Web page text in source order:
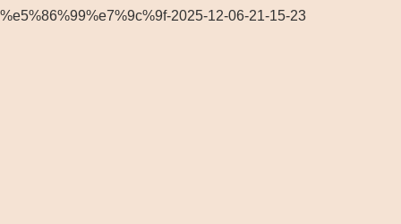
%e5%86%99%e7%9c%9f-2025-12-06-21-15-23